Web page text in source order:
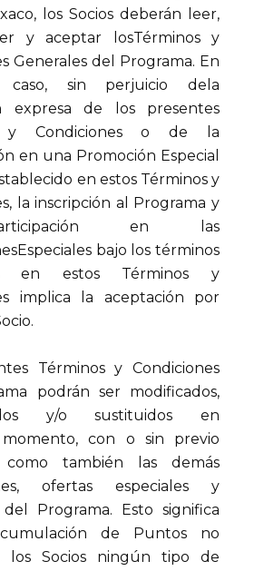
los Socios deberán leer,
y aceptar losTérminos y
Generales del Programa. En
caso, sin perjuicio dela
expresa de los presentes
y Condiciones o de la
en una Promoción Especial
en estos Términos y
la inscripción al Programa y
en las
bajo los términos
en estos Términos y
implica la aceptación por
Términos y Condiciones
podrán ser modificados,
y/o sustituidos en
con o sin previo
como también las demás
ofertas especiales y
del Programa. Esto significa
de Puntos no
los Socios ningún tipo de